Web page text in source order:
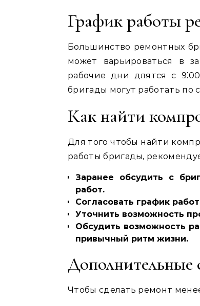
График работы
Большинство ремонтных
может варьироваться в
рабочие дни длятся с
бригады могут работать по
Как найти
Для того чтобы найти
работы бригады,
Заранее обсудить с
работ.
Согласовать график
Уточнить возможность
Обсудить возможность
привычный ритм жизни.
Дополнительные
Чтобы сделать ремонт